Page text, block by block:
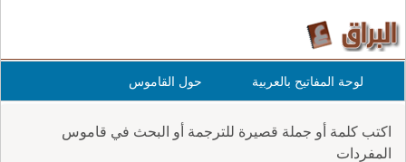
لوحة المفاتيح بالعربية حول القاموس
اكتب كلمة أو جملة قصيرة للترجمة أو البحث في قاموس
المفردات